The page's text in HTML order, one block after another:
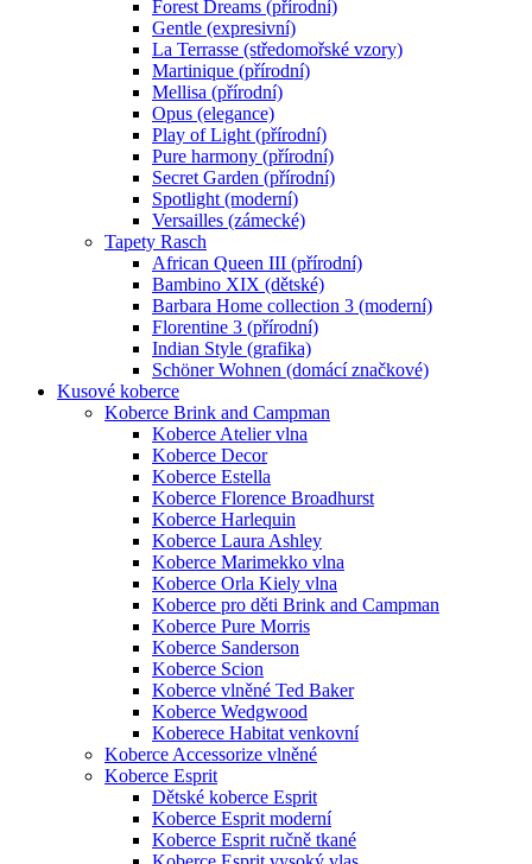
Forest Dreams (přírodní)
Gentle (expresivní)
La Terrasse (středomořské vzory)
Martinique (přírodní)
Mellisa (přírodní)
Opus (elegance)
Play of Light (přírodní)
Pure harmony (přírodní)
Secret Garden (přírodní)
Spotlight (moderní)
Versailles (zámecké)
Tapety Rasch
African Queen III (přírodní)
Bambino XIX (dětské)
Barbara Home collection 3 (moderní)
Florentine 3 (přírodní)
Indian Style (grafika)
Schöner Wohnen (domácí značkové)
Kusové koberce
Koberce Brink and Campman
Koberce Atelier vlna
Koberce Decor
Koberce Estella
Koberce Florence Broadhurst
Koberce Harlequin
Koberce Laura Ashley
Koberce Marimekko vlna
Koberce Orla Kiely vlna
Koberce pro děti Brink and Campman
Koberce Pure Morris
Koberce Sanderson
Koberce Scion
Koberce vlněné Ted Baker
Koberce Wedgwood
Koberece Habitat venkovní
Koberce Accessorize vlněné
Koberce Esprit
Dětské koberce Esprit
Koberce Esprit moderní
Koberce Esprit ručně tkané